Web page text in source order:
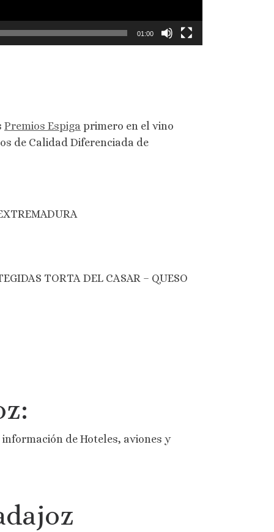
01:00
Premios Espiga primero en el vino
de Calidad Diferenciada de
TORTA DEL CASAR – QUESO
información de Hoteles, aviones y